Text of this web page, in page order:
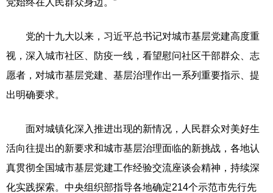
党始终在人民群众身边。”
党的十九大以来，习近平总书记对城市基层党建高度重
视，深入城市社区、防疫一线，看望慰问社区干部群众、志
愿者，对城市基层党建、基层治理作出一系列重要指示、提
出明确要求。
面对城镇化深入推进出现的新情况，人民群众对美好生
活向往提出的新要求和城市基层治理面临的新挑战，各地认
真贯彻全国城市基层党建工作经验交流座谈会精神，持续深
化实践探索。中央组织部指导各地确定214个示范市先行先